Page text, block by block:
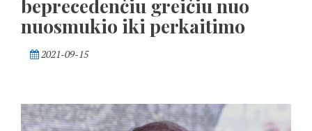
beprecedenčiu greičiu nuo
nuosmukio iki perkaitimo
2021-09-15